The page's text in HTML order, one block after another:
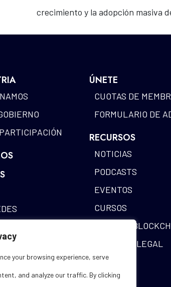
your browsing experience, serve
and analyze our traffic. By clicking
crecimiento y la adopción masiva
ÚNETE
CUOTAS DE
FORMULARIO DE
RECURSOS
NOTICIAS
PODCASTS
EVENTOS
CURSOS
MAPA DE
ALASTRIA LEGAL
ESTUDIOS
GLOSARIO